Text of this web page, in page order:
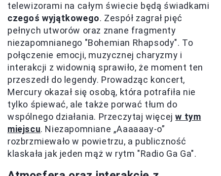
telewizorami na całym świecie będą świadkami
czegoś wyjątkowego. Zespół zagrał pięć
pełnych utworów oraz znane fragmenty
niezapomnianego "Bohemian Rhapsody". To
połączenie emocji, muzycznej charyzmy i
interakcji z widownią sprawiło, że moment ten
przeszedł do legendy. Prowadząc koncert,
Mercury okazał się osobą, która potrafiła nie
tylko śpiewać, ale także porwać tłum do
wspólnego działania. Przeczytaj więcejw tym
miejscu. Niezapomniane „Aaaaaay-o”
rozbrzmiewało w powietrzu, a publiczność
klaskała jak jeden mąż w rytm "Radio Ga Ga".